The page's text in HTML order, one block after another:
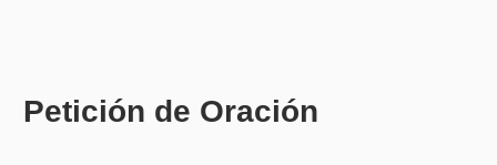
Petición de Oración